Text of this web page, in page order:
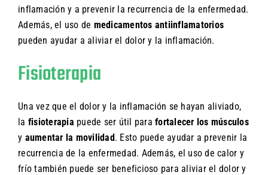
inflamación y a prevenir la recurrencia de la enfermedad.
Además, el uso de medicamentos antiinflamatorios
pueden ayudar a aliviar el dolor y la inflamación.
Fisioterapia
Una vez que el dolor y la inflamación se hayan aliviado,
la fisioterapia puede ser útil para fortalecer los músculos
y aumentar la movilidad. Esto puede ayudar a prevenir la
recurrencia de la enfermedad. Además, el uso de calor y
frío también puede ser beneficioso para aliviar el dolor y